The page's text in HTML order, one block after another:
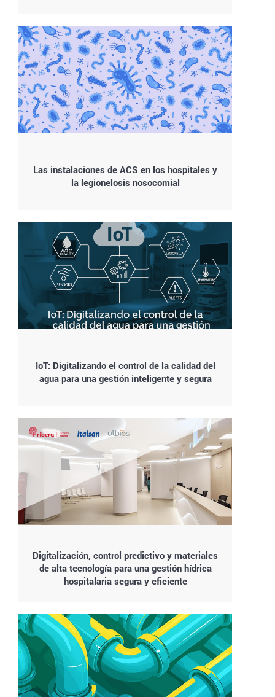
Las instalaciones de ACS en los hospitales y
la legionelosis nosocomial
IoT: Digitalizando el control de la calidad del
agua para una gestión inteligente y segura
Digitalización, control predictivo y materiales
de alta tecnología para una gestión hídrica
hospitalaria segura y eficiente